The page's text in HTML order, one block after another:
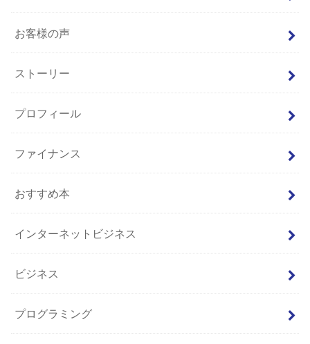
お客様の声
ストーリー
プロフィール
ファイナンス
おすすめ本
インターネットビジネス
ビジネス
プログラミング